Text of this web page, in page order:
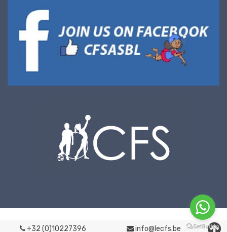
+32 (0)10227396 info@lecfs.be